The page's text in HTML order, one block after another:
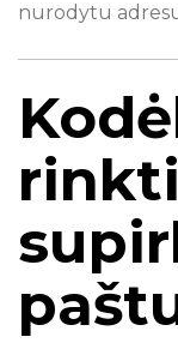
nurodytu